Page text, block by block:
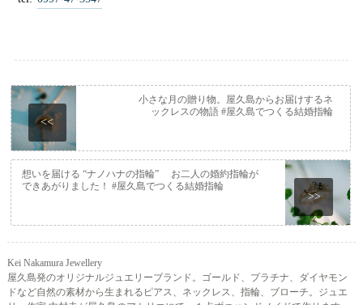
<<
小さな月の贈り物。屋久島からお届けするネ
ックレスの物語 #屋久島でつくる結婚指輪
>>
想いを届ける “ナノハナの指輪” お二人の婚約指輪が
できあがりました！ #屋久島でつくる結婚指輪
Kei Nakamura Jewellery
屋久島発のオリジナルジュエリーブランド。ゴールド、プラチナ、ダイヤモン
ドなど自然の素材から生まれるピアス、ネックレス、指輪、ブローチ。ジュエ